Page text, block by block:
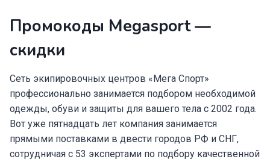
Промокоды Megasport —
скидки
Сеть экипировочных центров «Мега Спорт»
профессионально занимается подбором необходимой
одежды, обуви и защиты для вашего тела с 2002 года.
Вот уже пятнадцать лет компания занимается
прямыми поставками в двести городов РФ и СНГ,
сотрудничая с 53 экспертами по подбору качественной